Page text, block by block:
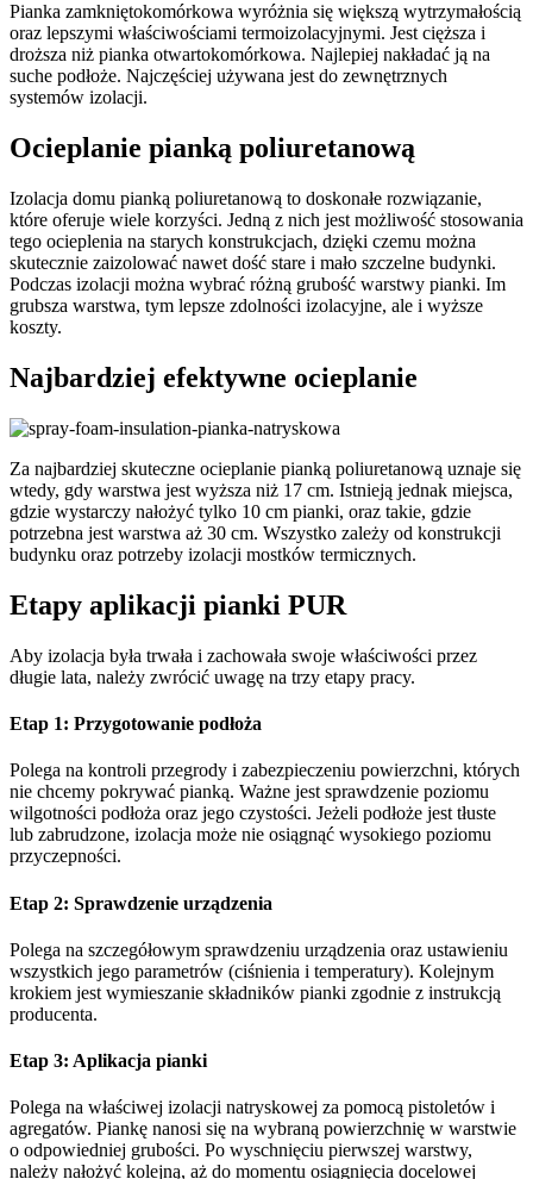
Pianka zamkniętokomórkowa wyróżnia się większą wytrzymałością
oraz lepszymi właściwościami termoizolacyjnymi. Jest cięższa i
droższa niż pianka otwartokomórkowa. Najlepiej nakładać ją na
suche podłoże. Najczęściej używana jest do zewnętrznych
systemów izolacji.
Ocieplanie pianką poliuretanową
Izolacja domu pianką poliuretanową to doskonałe rozwiązanie,
które oferuje wiele korzyści. Jedną z nich jest możliwość stosowania
tego ocieplenia na starych konstrukcjach, dzięki czemu można
skutecznie zaizolować nawet dość stare i mało szczelne budynki.
Podczas izolacji można wybrać różną grubość warstwy pianki. Im
grubsza warstwa, tym lepsze zdolności izolacyjne, ale i wyższe
koszty.
Najbardziej efektywne ocieplanie
Za najbardziej skuteczne ocieplanie pianką poliuretanową uznaje się
wtedy, gdy warstwa jest wyższa niż 17 cm. Istnieją jednak miejsca,
gdzie wystarczy nałożyć tylko 10 cm pianki, oraz takie, gdzie
potrzebna jest warstwa aż 30 cm. Wszystko zależy od konstrukcji
budynku oraz potrzeby izolacji mostków termicznych.
Etapy aplikacji pianki PUR
Aby izolacja była trwała i zachowała swoje właściwości przez
długie lata, należy zwrócić uwagę na trzy etapy pracy.
Etap 1: Przygotowanie podłoża
Polega na kontroli przegrody i zabezpieczeniu powierzchni, których
nie chcemy pokrywać pianką. Ważne jest sprawdzenie poziomu
wilgotności podłoża oraz jego czystości. Jeżeli podłoże jest tłuste
lub zabrudzone, izolacja może nie osiągnąć wysokiego poziomu
przyczepności.
Etap 2: Sprawdzenie urządzenia
Polega na szczegółowym sprawdzeniu urządzenia oraz ustawieniu
wszystkich jego parametrów (ciśnienia i temperatury). Kolejnym
krokiem jest wymieszanie składników pianki zgodnie z instrukcją
producenta.
Etap 3: Aplikacja pianki
Polega na właściwej izolacji natryskowej za pomocą pistoletów i
agregatów. Piankę nanosi się na wybraną powierzchnię w warstwie
o odpowiedniej grubości. Po wyschnięciu pierwszej warstwy,
należy nałożyć kolejną, aż do momentu osiągnięcia docelowej